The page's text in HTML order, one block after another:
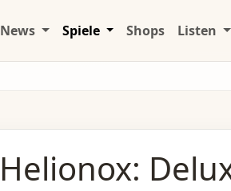
News Spiele Shops Listen
Helionox: